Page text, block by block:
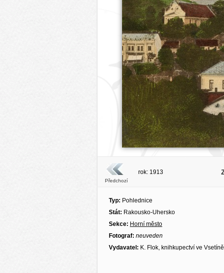
Předchozí
rok: 1913
Typ: Pohlednice
Stát: Rakousko-Uhersko
Sekce: Horní město
Fotograf: neuveden
Vydavatel: K. Flok, knihkupectví ve Vsetíně